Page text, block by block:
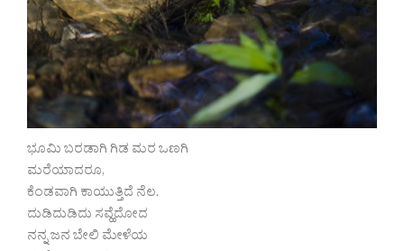
ಭೂಮಿ ಬರಡಾಗಿ ಗಿಡ ಮರ ಒಣಗಿ
ಮರೆಯಾದರೂ,
ಕೆಂಡವಾಗಿ ಕಾಯುತ್ತಿದೆ ನೆಲ.
ದುಡಿದುಡಿದು ಸವ್ಹೆದೋದ
ನನ್ನ ಜನ ಬೇಲಿ ಮೇಳೆಯ